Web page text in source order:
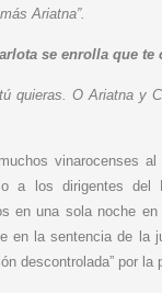
Ariatna”.
se enrolla que te
quieras. O Ariatna y
vinarocenses
a los dirigentes del
en una sola noche
en la sentencia de la
descontrolada” por la